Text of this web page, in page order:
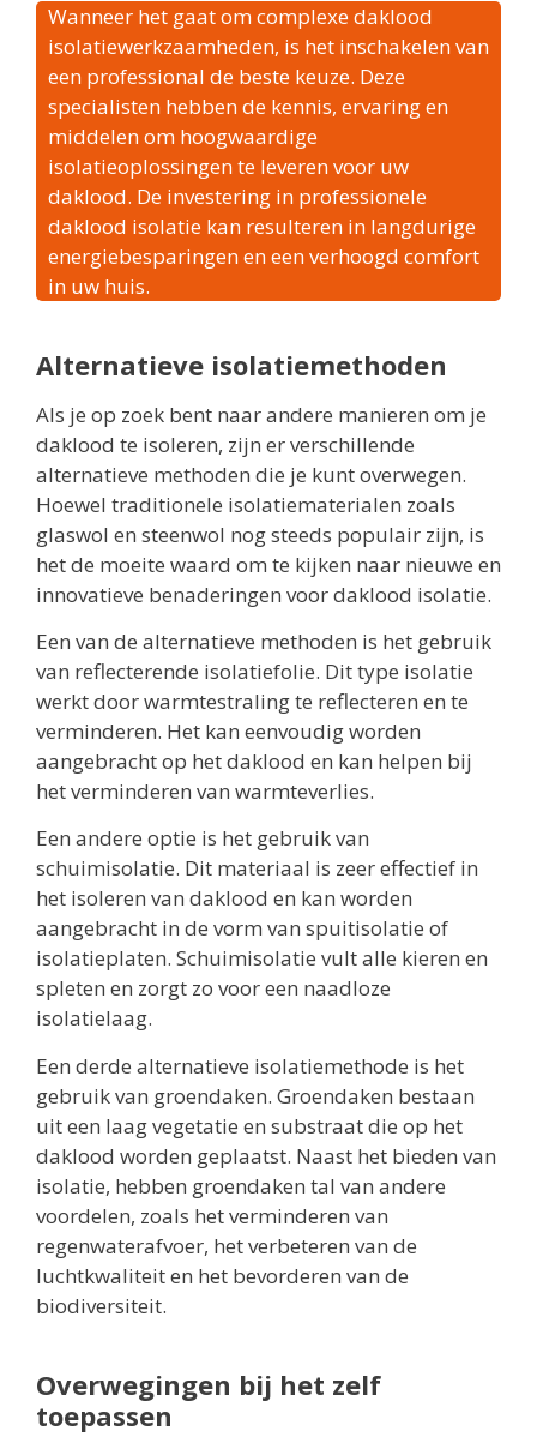
Wanneer het gaat om complexe daklood
isolatiewerkzaamheden, is het inschakelen van
een professional de beste keuze. Deze
specialisten hebben de kennis, ervaring en
middelen om hoogwaardige
isolatieoplossingen te leveren voor uw
daklood. De investering in professionele
daklood isolatie kan resulteren in langdurige
energiebesparingen en een verhoogd comfort
in uw huis.
Alternatieve isolatiemethoden
Als je op zoek bent naar andere manieren om je
daklood te isoleren, zijn er verschillende
alternatieve methoden die je kunt overwegen.
Hoewel traditionele isolatiematerialen zoals
glaswol en steenwol nog steeds populair zijn, is
het de moeite waard om te kijken naar nieuwe en
innovatieve benaderingen voor daklood isolatie.
Een van de alternatieve methoden is het gebruik
van reflecterende isolatiefolie. Dit type isolatie
werkt door warmtestraling te reflecteren en te
verminderen. Het kan eenvoudig worden
aangebracht op het daklood en kan helpen bij
het verminderen van warmteverlies.
Een andere optie is het gebruik van
schuimisolatie. Dit materiaal is zeer effectief in
het isoleren van daklood en kan worden
aangebracht in de vorm van spuitisolatie of
isolatieplaten. Schuimisolatie vult alle kieren en
spleten en zorgt zo voor een naadloze
isolatielaag.
Een derde alternatieve isolatiemethode is het
gebruik van groendaken. Groendaken bestaan
uit een laag vegetatie en substraat die op het
daklood worden geplaatst. Naast het bieden van
isolatie, hebben groendaken tal van andere
voordelen, zoals het verminderen van
regenwaterafvoer, het verbeteren van de
luchtkwaliteit en het bevorderen van de
biodiversiteit.
Overwegingen bij het zelf
toepassen